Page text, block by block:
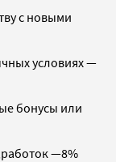
с новыми
условиях —
бонусы или
—8%